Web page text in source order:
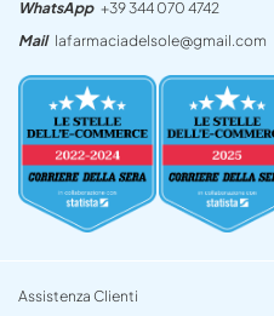
WhatsApp +39 344 070 4742
Mail lafarmaciadelsole@gmail.com
Assistenza Clienti